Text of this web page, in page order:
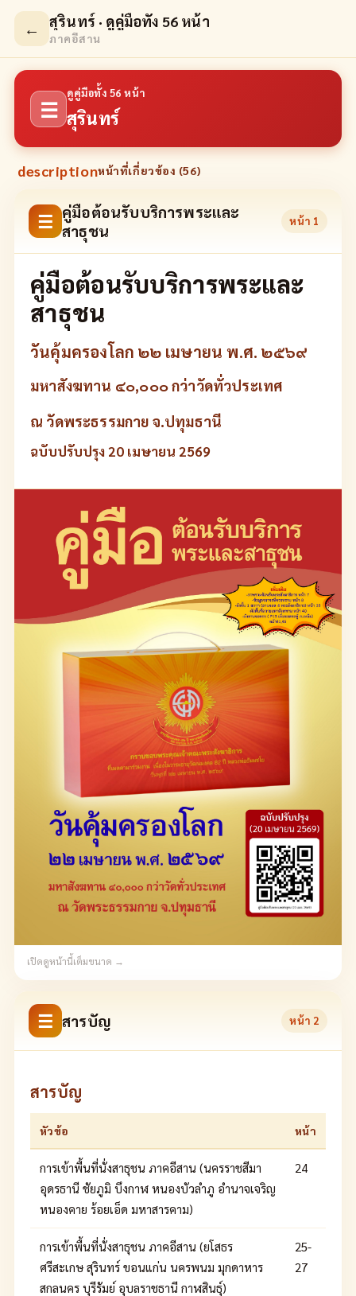
← สุรินทร์ · ดูคู่มือทั้ง 56 หน้า
ภาคอีสาน
☰
ดูคู่มือทั้ง 56 หน้า
สุรินทร์
descriptionหน้าที่เกี่ยวข้อง (56)
☰ คู่มือต้อนรับบริการพระและ
สาธุชน
หน้า 1
คู่มือต้อนรับบริการพระและ
สาธุชน
วันคุ้มครองโลก ๒๒ เมษายน พ.ศ. ๒๕๖๙
มหาสังฆทาน ๔๐,๐๐๐ กว่าวัดทั่วประเทศ
ณ วัดพระธรรมกาย จ.ปทุมธานี
ฉบับปรับปรุง 20 เมษายน 2569
เปิดดูหน้านี้เต็มขนาด →
☰ สารบัญ หน้า 2
สารบัญ
หัวข้อ หน้า
การเข้าพื้นที่นั่งสาธุชน ภาคอีสาน (นครราชสีมา
อุดรธานี ชัยภูมิ บึงกาฬ หนองบัวลำภู อำนาจเจริญ
หนองคาย ร้อยเอ็ด มหาสารคาม)
24
การเข้าพื้นที่นั่งสาธุชน ภาคอีสาน (ยโสธร
ศรีสะเกษ สุรินทร์ ขอนแก่น นครพนม มุกดาหาร
สกลนคร บุรีรัมย์ อุบลราชธานี กาฬสินธุ์)
25-
27